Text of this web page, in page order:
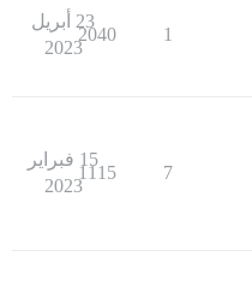
1
2040
23 أبريل
2023
7
1115
15 فبراير
2023